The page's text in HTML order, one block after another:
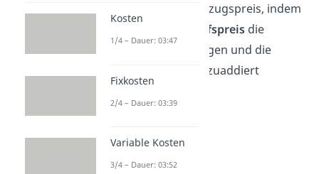
Man erhält den Bezugspreis, indem
Listeneinkaufspreisdie
Nachlässe abgezogen und die
hinzuaddiert
Kosten
1/4 – Dauer: 03:47
Fixkosten
2/4 – Dauer: 03:39
Variable Kosten
3/4 – Dauer: 03:52